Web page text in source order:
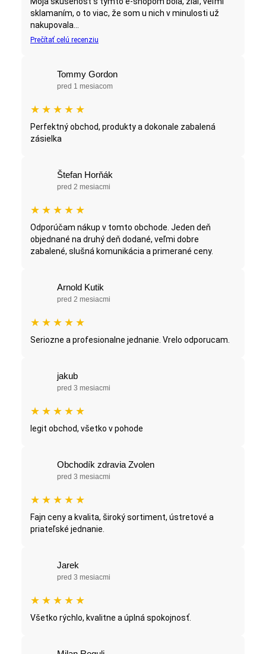
sklamaním, o to viac, že som u nich v minulosti už
nakupovala...
Prečítať celú recenziu
Tommy Gordon
pred 1 mesiacom
★ ★ ★ ★ ★
Perfektný obchod, produkty a dokonale zabalená
zásielka
Štefan Horňák
pred 2 mesiacmi
★ ★ ★ ★ ★
Odporúčam nákup v tomto obchode. Jeden deň
objednané na druhý deň dodané, veľmi dobre
zabalené, slušná komunikácia a primerané ceny.
Arnold Kutik
pred 2 mesiacmi
★ ★ ★ ★ ★
Seriozne a profesionalne jednanie. Vrelo odporucam.
jakub
pred 3 mesiacmi
★ ★ ★ ★ ★
legit obchod, všetko v pohode
Obchodík zdravia Zvolen
pred 3 mesiacmi
★ ★ ★ ★ ★
Fajn ceny a kvalita, široký sortiment, ústretové a
priateľské jednanie.
Jarek
pred 3 mesiacmi
★ ★ ★ ★ ★
Všetko rýchlo, kvalitne a úplná spokojnosť.